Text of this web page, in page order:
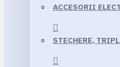
ACCESORII
STECHERE,